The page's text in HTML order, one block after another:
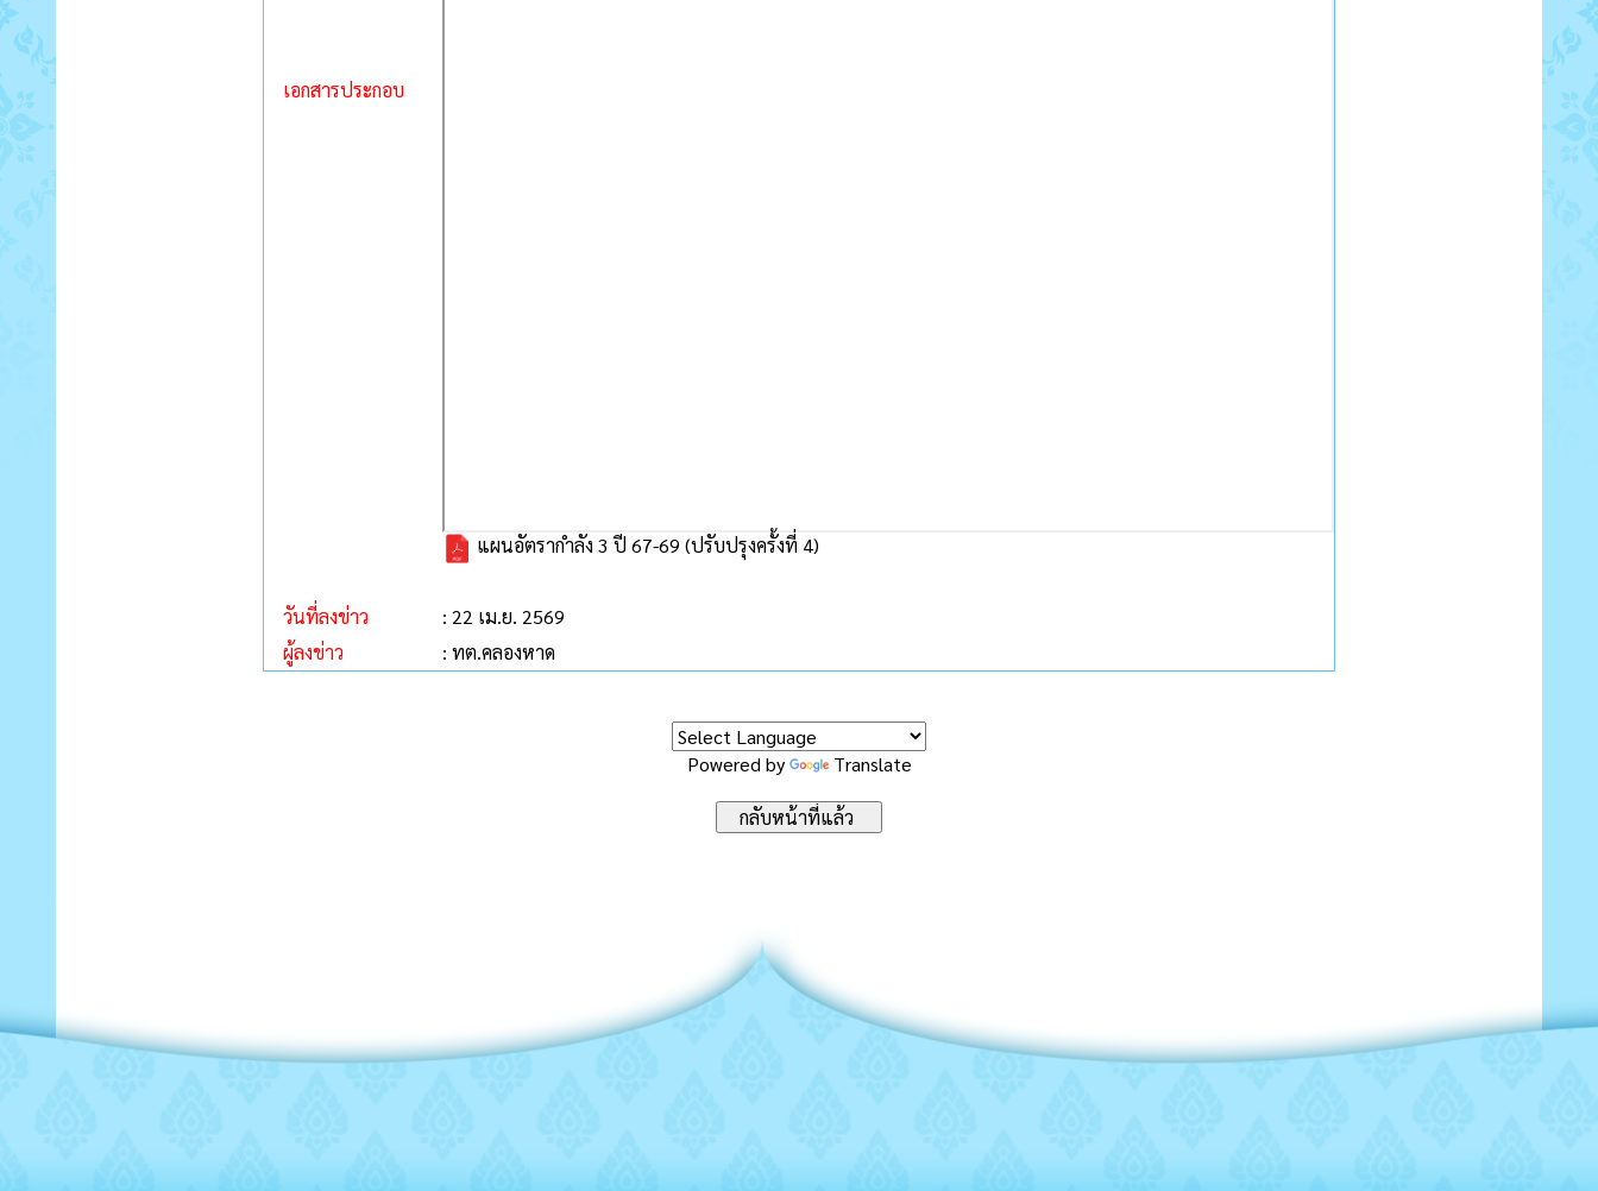
เอกสารประกอบ
แผนอัตรากำลัง 3 ปี 67-69 (ปรับปรุงครั้งที่ 4)
วันที่ลงข่าว
: 22 เม.ย. 2569
ผู้ลงข่าว
: ทต.คลองหาด
Powered by Translate